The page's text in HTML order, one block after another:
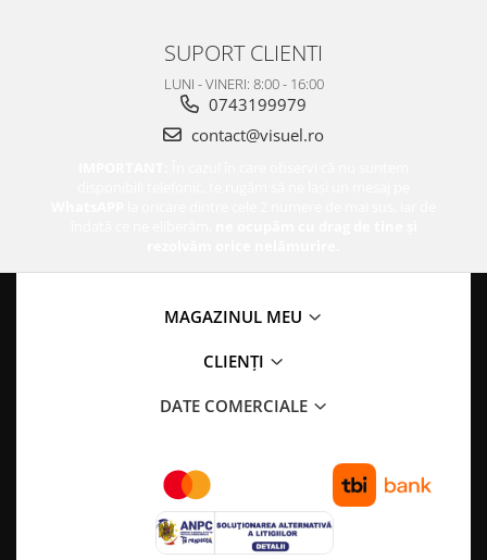
SUPORT CLIENTI
LUNI - VINERI: 8:00 - 16:00
0743199979
contact@visuel.ro
MAGAZINUL MEU
CLIENȚI
DATE COMERCIALE